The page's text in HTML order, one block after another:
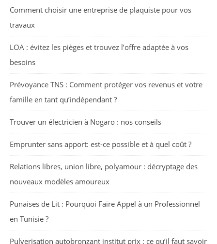
Comment choisir une entreprise de plaquiste pour vos
travaux
LOA : évitez les pièges et trouvez l’offre adaptée à vos
besoins
Prévoyance TNS : Comment protéger vos revenus et votre
famille en tant qu’indépendant ?
Trouver un électricien à Nogaro : nos conseils
Emprunter sans apport: est-ce possible et à quel coût ?
Relations libres, union libre, polyamour : décryptage des
nouveaux modèles amoureux
Punaises de Lit : Pourquoi Faire Appel à un Professionnel
en Tunisie ?
Pulverisation autobronzant institut prix : ce qu’il faut savoir